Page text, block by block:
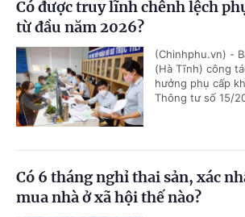
Có được truy lĩnh chênh lệch
từ đầu năm 2026?
(Chinhphu.vn) -
(Hà Tĩnh) công
hưởng phụ cấp
Thông tư số 15/
Có 6 tháng nghỉ thai sản, xác
mua nhà ở xã hội thế nào?